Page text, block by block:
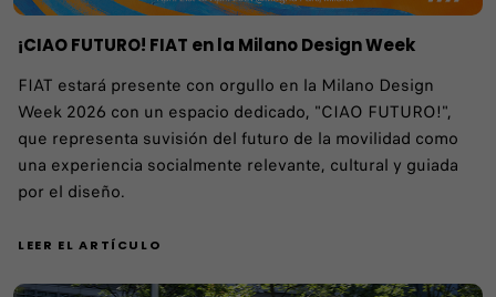
¡CIAO FUTURO! FIAT en la Milano Design Week
FIAT estará presente con orgullo en la Milano Design
Week 2026 con un espacio dedicado, "CIAO FUTURO!",
que representa suvisión del futuro de la movilidad como
una experiencia socialmente relevante, cultural y guiada
por el diseño.
LEER EL ARTÍCULO